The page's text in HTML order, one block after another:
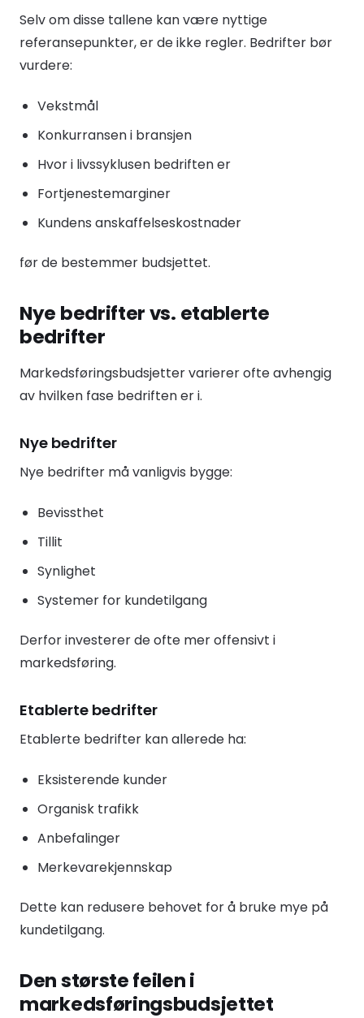
Selv om disse tallene kan være nyttige
referansepunkter, er de ikke regler. Bedrifter bør
vurdere:
Vekstmål
Konkurransen i bransjen
Hvor i livssyklusen bedriften er
Fortjenestemarginer
Kundens anskaffelseskostnader
før de bestemmer budsjettet.
Nye bedrifter vs. etablerte
bedrifter
Markedsføringsbudsjetter varierer ofte avhengig
av hvilken fase bedriften er i.
Nye bedrifter
Nye bedrifter må vanligvis bygge:
Bevissthet
Tillit
Synlighet
Systemer for kundetilgang
Derfor investerer de ofte mer offensivt i
markedsføring.
Etablerte bedrifter
Etablerte bedrifter kan allerede ha:
Eksisterende kunder
Organisk trafikk
Anbefalinger
Merkevarekjennskap
Dette kan redusere behovet for å bruke mye på
kundetilgang.
Den største feilen i
markedsføringsbudsjettet